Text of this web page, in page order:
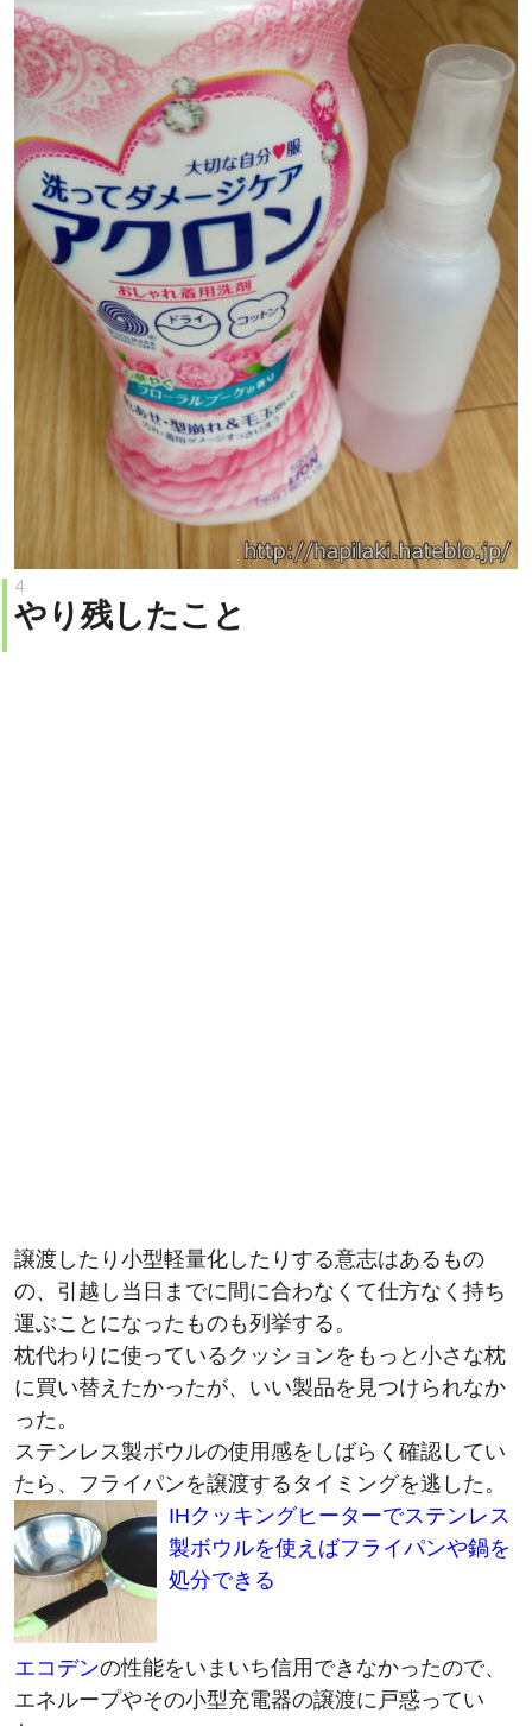
やり残したこと
譲渡したり小型軽量化したりする意志はあるもの
の、引越し当日までに間に合わなくて仕方なく持ち
運ぶことになったものも列挙する。
枕代わりに使っているクッションをもっと小さな枕
に買い替えたかったが、いい製品を見つけられなか
った。
ステンレス製ボウルの使用感をしばらく確認してい
たら、フライパンを譲渡するタイミングを逃した。
IHクッキングヒーターでステンレス
製ボウルを使えばフライパンや鍋を
処分できる
エコデンの性能をいまいち信用できなかったので、
エネループやその小型充電器の譲渡に戸惑ってい